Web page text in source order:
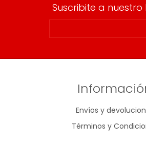
Suscribite a
Envíos y
Términos y